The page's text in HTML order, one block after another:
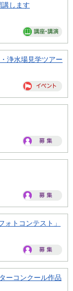
します
浄水場見学ツアー
ォトコンテスト」
ーコンクール作品